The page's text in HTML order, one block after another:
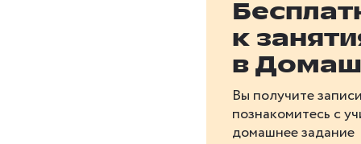
к
в
Вы получите
познакомитесь с
домашнее задание